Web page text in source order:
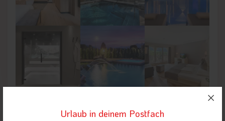
Urlaub in deinem Postfach